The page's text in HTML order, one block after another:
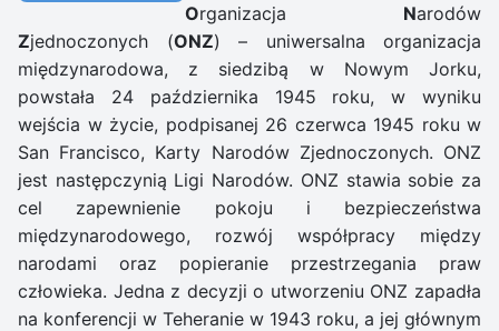
Organizacja Narodów
Zjednoczonych (ONZ) – uniwersalna organizacja
międzynarodowa, z siedzibą w Nowym Jorku,
powstała 24 października 1945 roku, w wyniku
wejścia w życie, podpisanej 26 czerwca 1945 roku w
San Francisco, Karty Narodów Zjednoczonych. ONZ
jest następczynią Ligi Narodów. ONZ stawia sobie za
cel zapewnienie pokoju i bezpieczeństwa
międzynarodowego, rozwój współpracy między
narodami oraz popieranie przestrzegania praw
człowieka. Jedna z decyzji o utworzeniu ONZ zapadła
na konferencji w Teheranie w 1943 roku, a jej głównym